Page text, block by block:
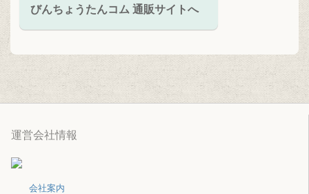
びんちょうたんコム 通販サイトへ
運営会社情報
会社案内